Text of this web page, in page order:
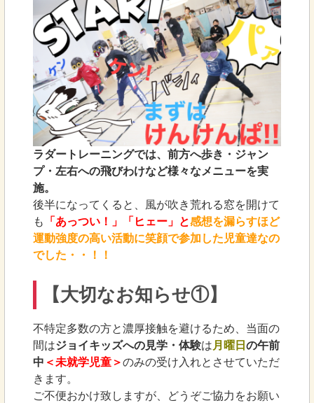
ラダートレーニングでは、前方へ歩き・ジャン
プ・左右への飛びわけなど様々なメニューを実
施。
後半になってくると、風が吹き荒れる窓を開けて
も
「あっつい！」「ヒェー」と感想を漏らすほど
運動強度の高い活動に笑顔で参加した児童達なの
でした・・！！
【大切なお知らせ①】
不特定多数の方と濃厚接触を避けるため、当面の
間はジョイキッズへの見学・体験は 月曜日 の午前
中 ＜未就学児童＞のみの受け入れとさせていただ
きます。
ご不便おかけ致しますが、どうぞご協力をお願い